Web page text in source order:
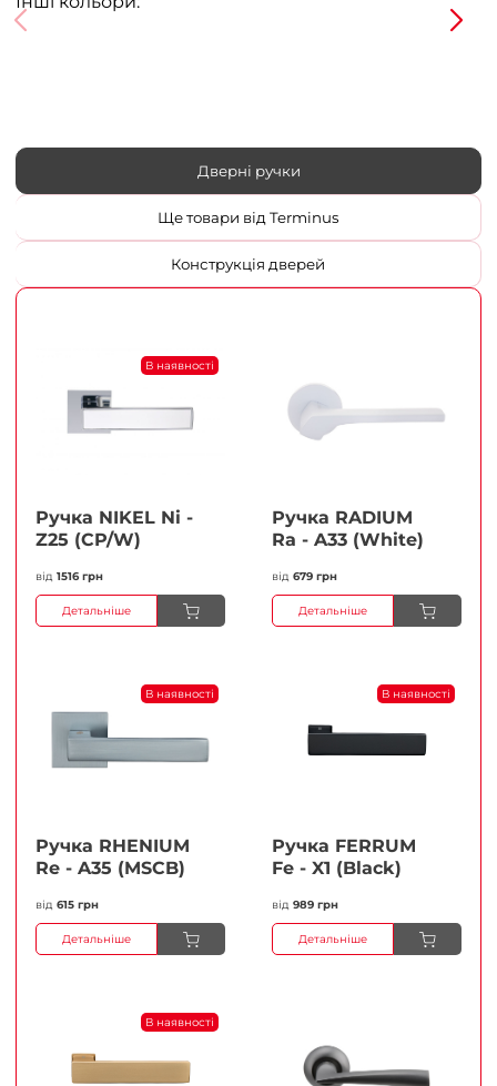
Дверні ручки
Ще товари від Terminus
Конструкція дверей
В наявності
Ручка NIKEL Ni -
Z25 (CP/W)
від 1516 грн
Детальніше
Ручка RADIUM
Ra - A33 (White)
від 679 грн
Детальніше
В наявності
Ручка RHENIUM
Re - A35 (MSCB)
від 615 грн
Детальніше
В наявності
Ручка FERRUМ
Fe - X1 (Black)
від 989 грн
Детальніше
В наявності